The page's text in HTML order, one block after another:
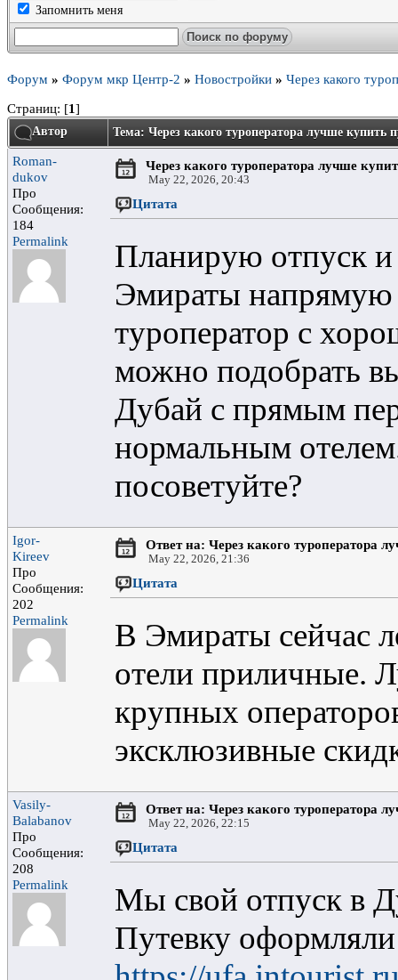
Запомнить меня
Форум » Форум мкр Центр-2 » Новостройки » Через какого
Страниц: [1]
Автор Тема: Через какого туроператора лучше
Roman-
dukov
Про
Сообщения:
184
Permalink
Через какого туроператора лучше
May 22, 2026, 20:43
Цитата
Планирую отпуск и
Эмираты
туроператор с
можно подобрать
Дубай с прямым
нормальным
посоветуйте?
Igor-
Kireev
Про
Сообщения:
202
Permalink
Ответ на: Через какого туроператора
May 22, 2026, 21:36
Цитата
В Эмираты сейчас
отели приличные.
крупных
эксклюзивные
Vasily-
Balabanov
Про
Сообщения:
208
Permalink
Ответ на: Через какого туроператора
May 22, 2026, 22:15
Цитата
Мы свой отпуск в
Путевку